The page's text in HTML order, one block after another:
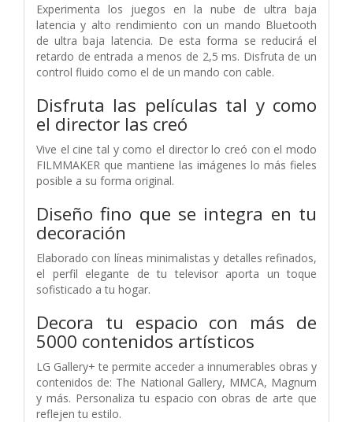
Experimenta los juegos en la nube de ultra baja
latencia y alto rendimiento con un mando Bluetooth
de ultra baja latencia. De esta forma se reducirá el
retardo de entrada a menos de 2,5 ms. Disfruta de un
control fluido como el de un mando con cable.
Disfruta las películas tal y como
el director las creó
Vive el cine tal y como el director lo creó con el modo
FILMMAKER que mantiene las imágenes lo más fieles
posible a su forma original.
Diseño fino que se integra en tu
decoración
Elaborado con líneas minimalistas y detalles refinados,
el perfil elegante de tu televisor aporta un toque
sofisticado a tu hogar.
Decora tu espacio con más de
5000 contenidos artísticos
LG Gallery+ te permite acceder a innumerables obras y
contenidos de: The National Gallery, MMCA, Magnum
y más. Personaliza tu espacio con obras de arte que
reflejen tu estilo.